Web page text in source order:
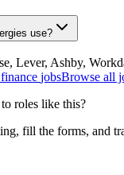
use?
Lever, Ashby,
finance jobsBrowse all
roles like this?
fill the forms, and